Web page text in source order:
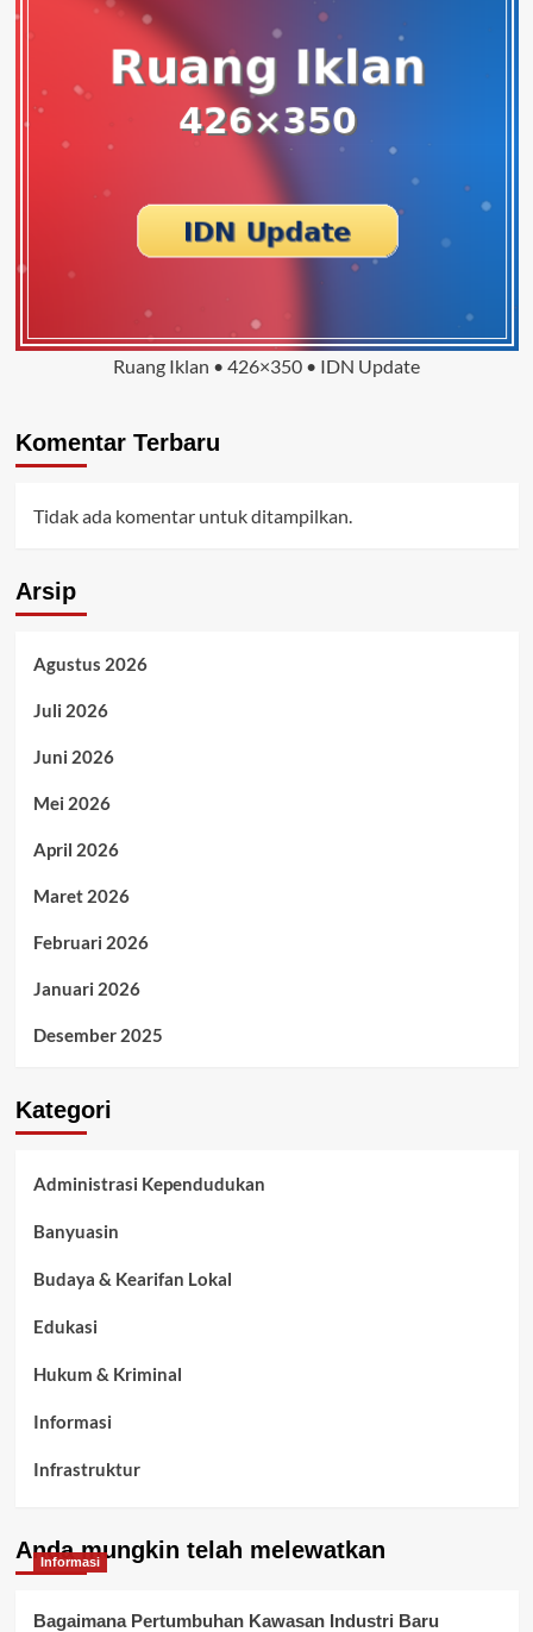
Ruang Iklan • 426×350 • IDN Update
Komentar Terbaru
Tidak ada komentar untuk ditampilkan.
Arsip
Agustus 2026
Juli 2026
Juni 2026
Mei 2026
April 2026
Maret 2026
Februari 2026
Januari 2026
Desember 2025
Kategori
Administrasi Kependudukan
Banyuasin
Budaya & Kearifan Lokal
Edukasi
Hukum & Kriminal
Informasi
Infrastruktur
Kepegawaian & ASN Banyuasin
Kesehatan
Anda mungkin telah melewatkan
Informasi
Bagaimana Pertumbuhan Kawasan Industri Baru